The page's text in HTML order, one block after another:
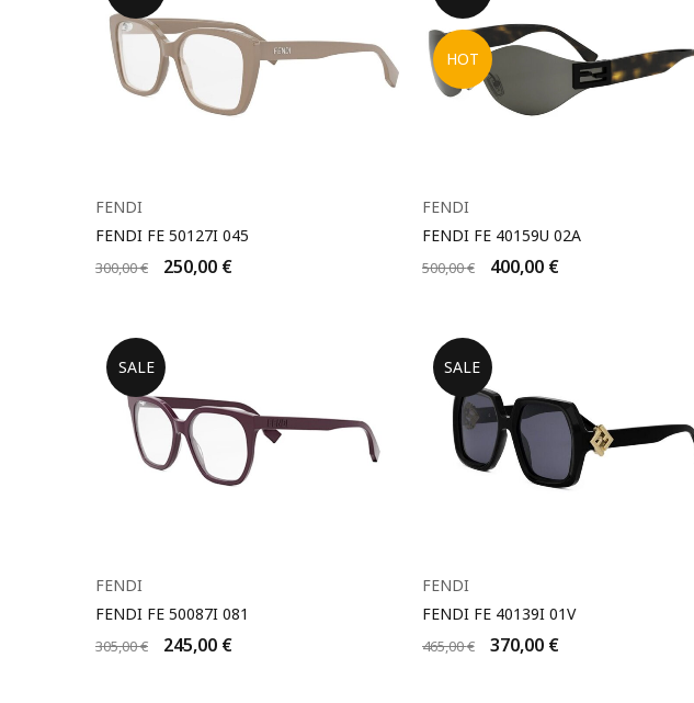
FENDI
FENDI FE 50127I 045
300,00€ 250,00 €
HOT
FENDI
FENDI FE 40159U 02A
500,00€ 400,00 €
SALE
FENDI
FENDI FE 50087I 081
305,00€ 245,00 €
SALE
FENDI
FENDI FE 40139I 01V
465,00€ 370,00 €